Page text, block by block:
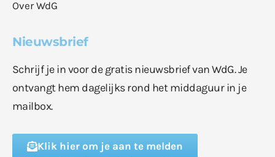
Over WdG
Nieuwsbrief
Schrijf je in voor de gratis nieuwsbrief van WdG. Je
ontvangt hem dagelijks rond het middaguur in je
mailbox.
Klik hier om je aan te melden